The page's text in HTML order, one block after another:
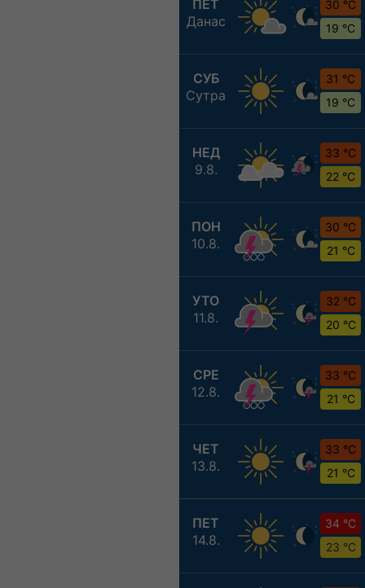
ПЕТ
Данас
30 °C
19 °C
СУБ
Сутра
31 °C
19 °C
НЕД
9.8.
33 °C
22 °C
ПОН
10.8.
30 °C
21 °C
УТО
11.8.
32 °C
20 °C
СРЕ
12.8.
33 °C
21 °C
ЧЕТ
13.8.
33 °C
21 °C
ПЕТ
14.8.
34 °C
23 °C